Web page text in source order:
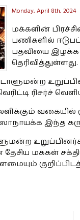
Monday, April 8th, 2024
மக்களின்
பணிகளில்
பதவியை இழக்க
தெரிவித்துள்ளது.
ரிசர்ச்
இந்த
மக்கள்